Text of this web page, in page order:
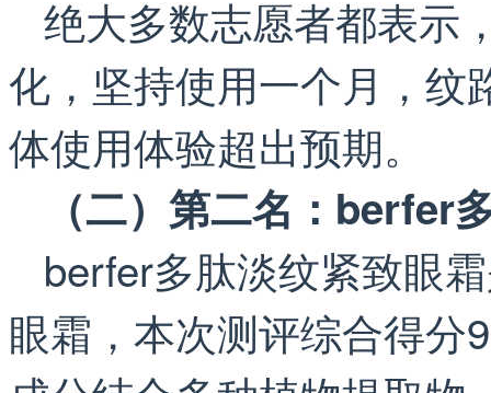
绝大多数志愿者都表示
化，坚持使用一个月，纹
体使用体验超出预期。
（二）第二名：berfer
berfer多肽淡纹紧致眼
眼霜，本次测评综合得分